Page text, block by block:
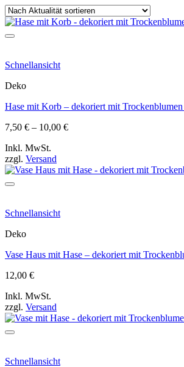
sortiert
Schnellansicht
Deko
Hase mit Korb – dekoriert mit
7,50 € – 10,00 €Preisspanne:
Inkl. MwSt.
zzgl. Versand
Schnellansicht
Deko
Vase Haus mit Hase – dekoriert mit
12,00 €
Inkl. MwSt.
zzgl. Versand
Schnellansicht